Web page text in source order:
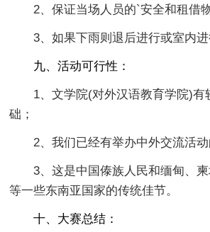
2、保证当场人员的`安全和租借物
3、如果下雨则退后进行或室内进
九、活动可行性：
1、文学院(对外汉语教育学院)有
础；
2、我们已经有举办中外交流活动
3、这是中国傣族人民和缅甸、柬
等一些东南亚国家的传统佳节。
十、大赛总结：